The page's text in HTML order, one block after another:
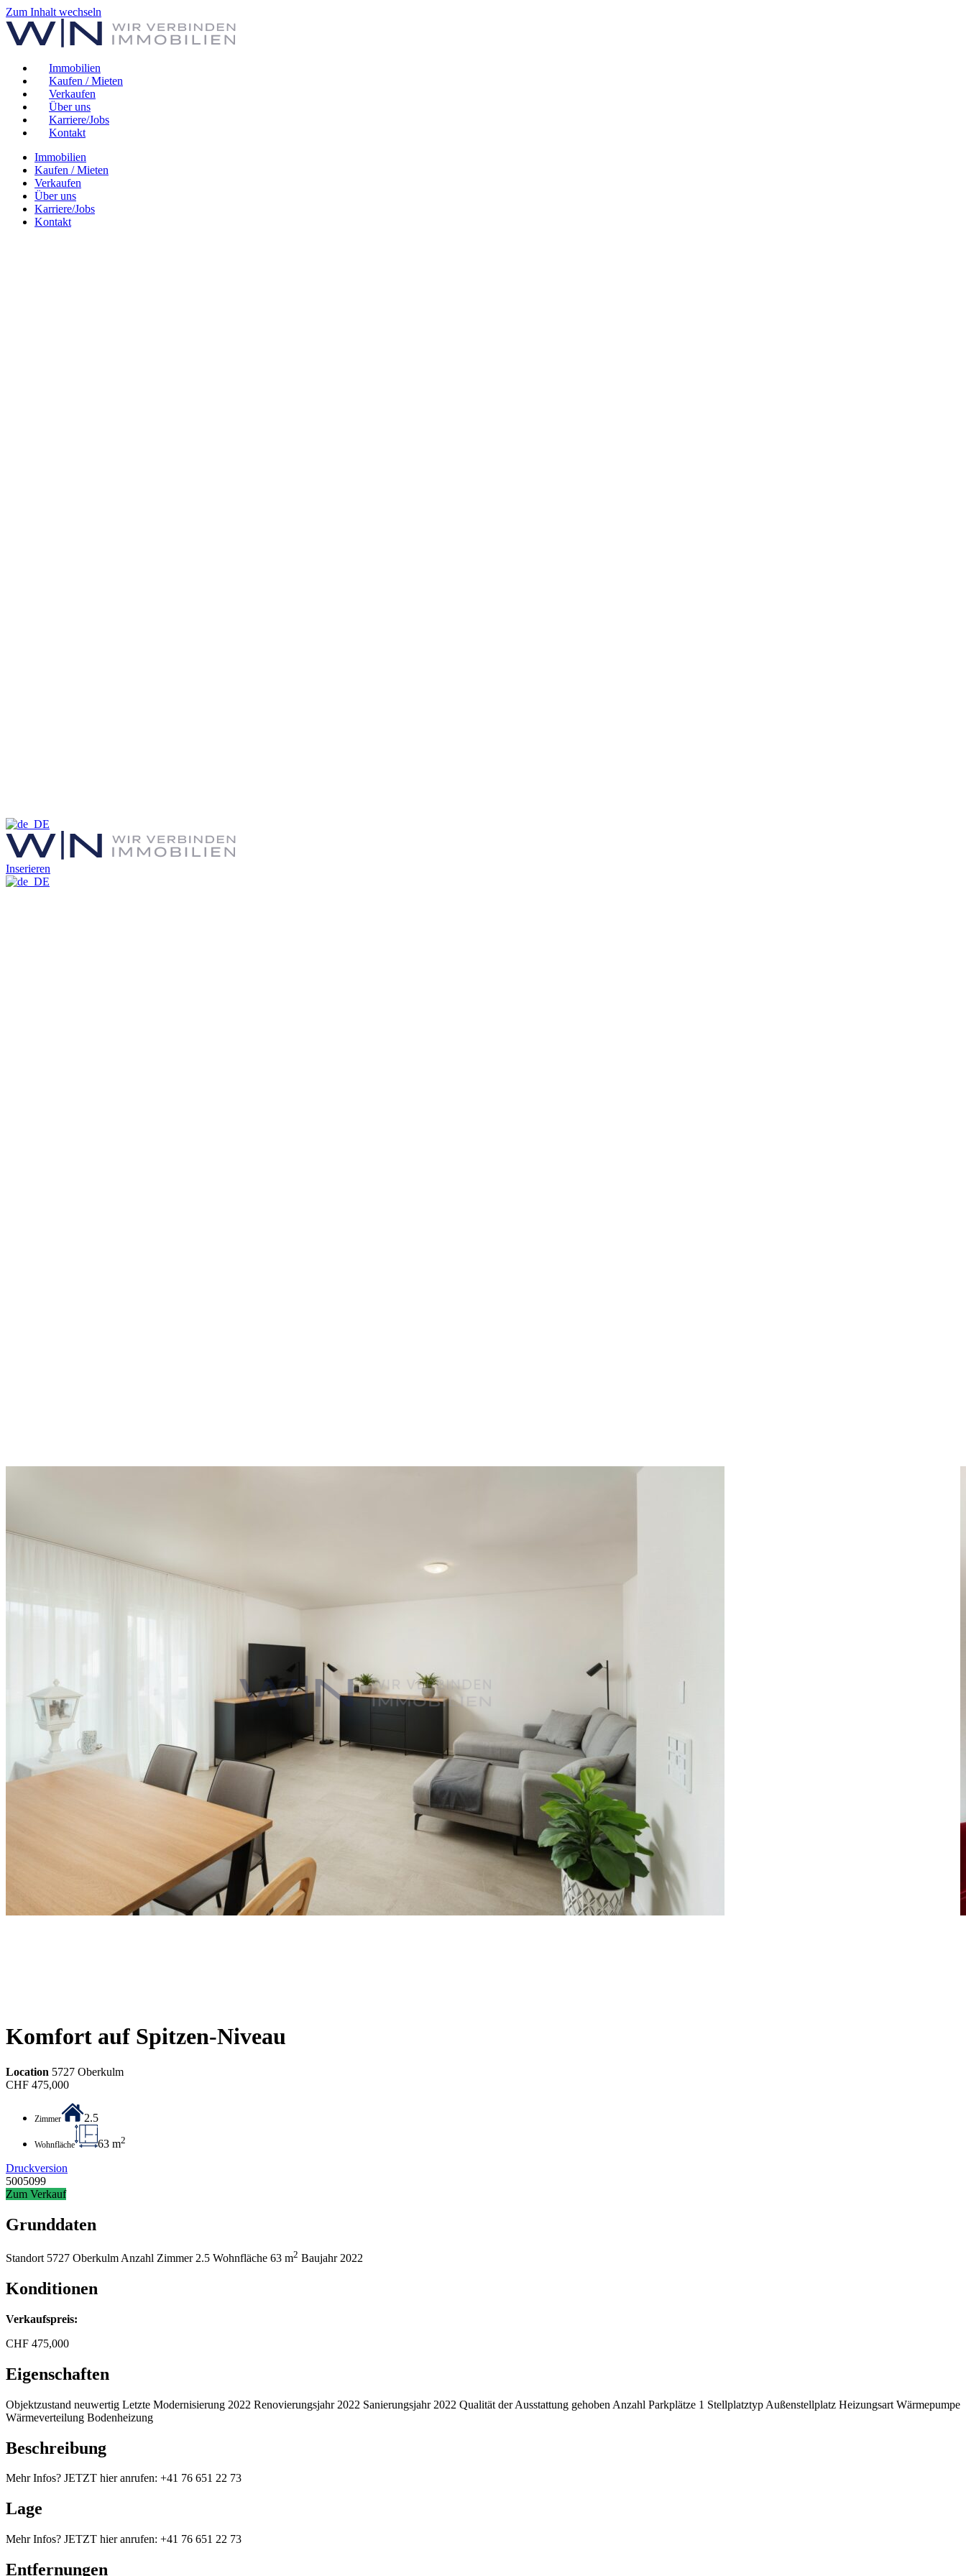
Zum Inhalt wechseln
Immobilien
Kaufen / Mieten
Verkaufen
Über uns
Karriere/Jobs
Kontakt
Immobilien
Kaufen / Mieten
Verkaufen
Über uns
Karriere/Jobs
Kontakt
Inserieren
Komfort auf Spitzen-Niveau
Location 5727 Oberkulm
CHF 475,000
Zimmer 2.5
Wohnfläche 63 m2
Druckversion
5005099
Zum Verkauf
Grunddaten
Standort 5727 Oberkulm Anzahl Zimmer 2.5 Wohnfläche 63 m2 Baujahr 2022
Konditionen
Verkaufspreis:
CHF 475,000
Eigenschaften
Objektzustand neuwertig Letzte Modernisierung 2022 Renovierungsjahr 2022 Sanierungsjahr 2022 Qualität der Ausstattung gehoben Anzahl Parkplätze 1 Stellplatztyp Außenstellplatz Heizungsart Wärmepumpe
Wärmeverteilung Bodenheizung
Beschreibung
Mehr Infos? JETZT hier anrufen: +41 76 651 22 73
Lage
Mehr Infos? JETZT hier anrufen: +41 76 651 22 73
Entfernungen